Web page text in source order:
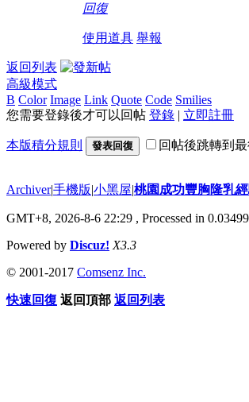
回復
使用道具 舉報
返回列表
高級模式
B Color Image Link Quote Code Smilies
您需要登錄後才可以回帖 登錄 | 立即註冊
本版積分規則 發表回復 回帖後跳轉到
Archiver|手機版|小黑屋|桃園成功豐胸隆乳
GMT+8, 2026-8-6 22:29 , Processed in
Powered by Discuz! X3.3
© 2001-2017 Comsenz Inc.
快速回復 返回頂部 返回列表